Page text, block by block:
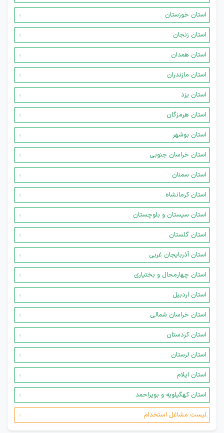
استان خوزستان
استان زنجان
استان همدان
استان مازندران
استان یزد
استان هرمزگان
استان بوشهر
استان خراسان جنوبی
استان سمنان
استان کرمانشاه
استان سیستان و بلوچستان
استان گلستان
استان آذربایجان غربی
استان چهارمحال و بختیاری
استان اردبیل
استان خراسان شمالی
استان کردستان
استان لرستان
استان ایلام
استان کهگیلویه و بویراحمد
لیست مشاغل استخدام